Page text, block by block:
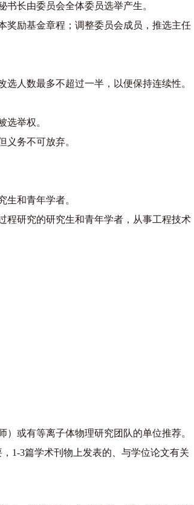
长由委员会全体委员选举产生。
奖励基金章程；调整委员会成员，推选主任
选人数最多不超过一半，以便保持连续性。
选举权。
务不可放弃。
和青年学者。
程研究的研究生和青年学者，从事工程技术
或有等离子体物理研究团队的单位推荐。
1-3篇学术刊物上发表的、与学位论文有关